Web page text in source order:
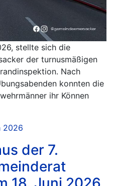
stellte sich die
der turnusmäßigen
Nach
konnten die
ihr Können
2026
der 7.